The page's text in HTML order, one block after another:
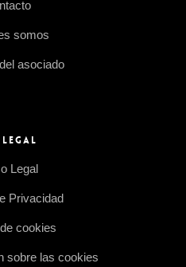
somos
asociado
LEGAL
Legal
Privacidad
cookies
sobre las cookies